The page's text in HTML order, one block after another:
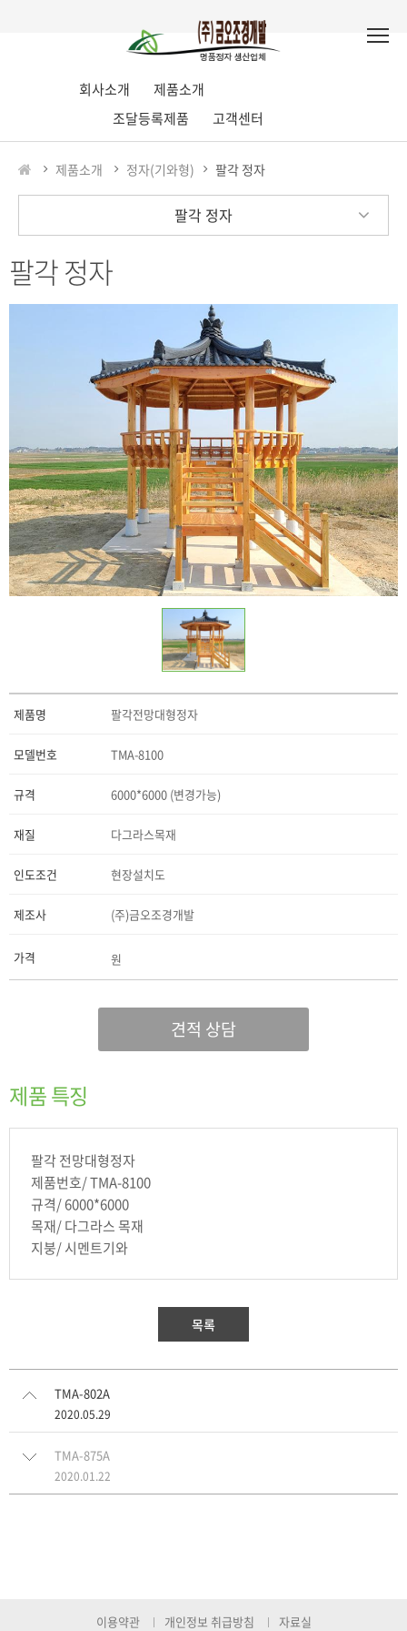
회사소개
제품소개
조달등록제품
고객센터
제품소개 정자(기와형) 팔각 정자
팔각 정자
팔각 정자
제품명 팔각전망대형정자
모델번호 TMA-8100
규격 6000*6000 (변경가능)
재질 다그라스목재
인도조건 현장설치도
제조사 (주)금오조경개발
가격 원
견적 상담
제품 특징
팔각 전망대형정자
제품번호/ TMA-8100
규격/ 6000*6000
목재/ 다그라스 목재
지붕/ 시멘트기와
목록
TMA-802A
2020.05.29
TMA-875A
2020.01.22
이용약관 개인정보 취급방침 자료실